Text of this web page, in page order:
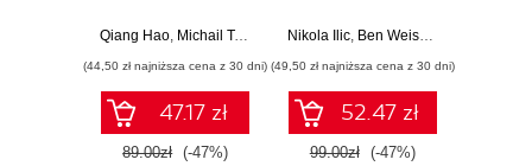
Qiang Hao, Michail Tsikerdekis
(44,50 zł najniższa cena z 30 dni)
47.17 zł
89.00zł (-47%)
nowoczesnej
Nikola Ilic, Ben Weissman
(49,50 zł najniższa cena z 30 dni)
52.47 zł
99.00zł (-47%)